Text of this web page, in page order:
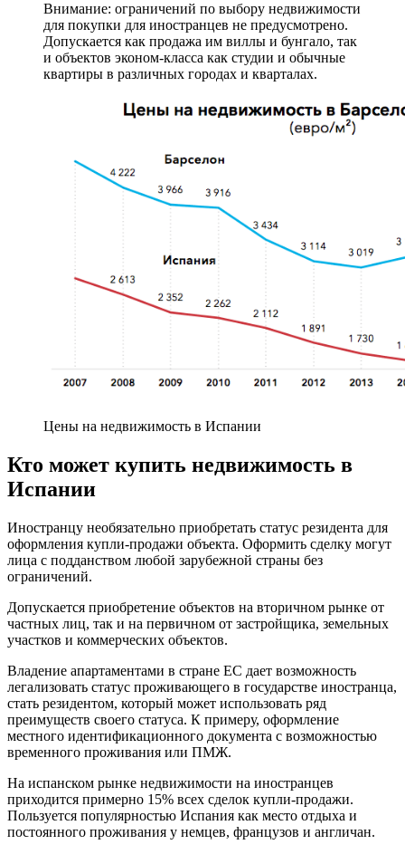
Внимание: ограничений по выбору недвижимости
для покупки для иностранцев не предусмотрено.
Допускается как продажа им виллы и бунгало, так
и объектов эконом-класса как студии и обычные
квартиры в различных городах и кварталах.
Цены на недвижимость в Испании
Кто может купить недвижимость в
Испании
Иностранцу необязательно приобретать статус резидента для
оформления купли-продажи объекта. Оформить сделку могут
лица с подданством любой зарубежной страны без
ограничений.
Допускается приобретение объектов на вторичном рынке от
частных лиц, так и на первичном от застройщика, земельных
участков и коммерческих объектов.
Владение апартаментами в стране ЕС дает возможность
легализовать статус проживающего в государстве иностранца,
стать резидентом, который может использовать ряд
преимуществ своего статуса. К примеру, оформление
местного идентификационного документа с возможностью
временного проживания или ПМЖ.
На испанском рынке недвижимости на иностранцев
приходится примерно 15% всех сделок купли-продажи.
Пользуется популярностью Испания как место отдыха и
постоянного проживания у немцев, французов и англичан.